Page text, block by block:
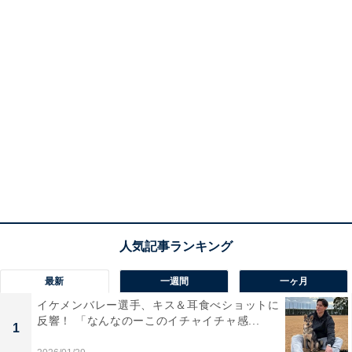
最新 一週間 一ヶ月
1
イケメンバレー選手、キス＆耳食べショットに
反響！ 「なんなのーこのイチャイチャ感...